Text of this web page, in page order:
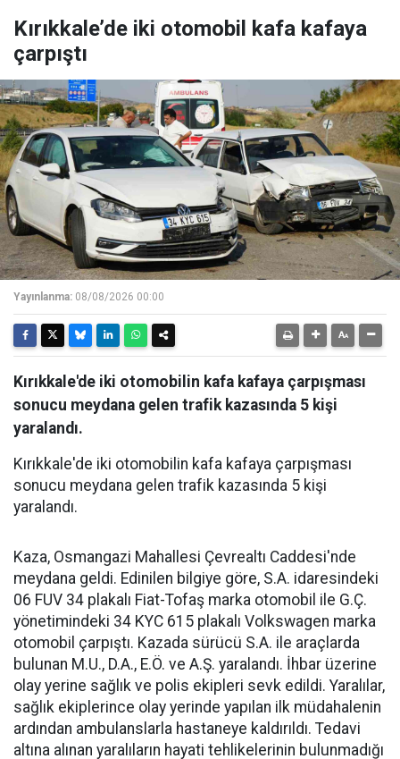
Kırıkkale’de iki otomobil kafa kafaya
çarpıştı
Yayınlanma: 08/08/2026 00:00
Kırıkkale'de iki otomobilin kafa kafaya çarpışması
sonucu meydana gelen trafik kazasında 5 kişi
yaralandı.
Kırıkkale'de iki otomobilin kafa kafaya çarpışması
sonucu meydana gelen trafik kazasında 5 kişi
yaralandı.
Kaza, Osmangazi Mahallesi Çevrealtı Caddesi'nde
meydana geldi. Edinilen bilgiye göre, S.A. idaresindeki
06 FUV 34 plakalı Fiat-Tofaş marka otomobil ile G.Ç.
yönetimindeki 34 KYC 615 plakalı Volkswagen marka
otomobil çarpıştı. Kazada sürücü S.A. ile araçlarda
bulunan M.U., D.A., E.Ö. ve A.Ş. yaralandı. İhbar üzerine
olay yerine sağlık ve polis ekipleri sevk edildi. Yaralılar,
sağlık ekiplerince olay yerinde yapılan ilk müdahalenin
ardından ambulanslarla hastaneye kaldırıldı. Tedavi
altına alınan yaralıların hayati tehlikelerinin bulunmadığı